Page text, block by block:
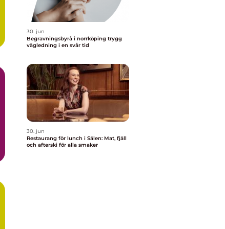
30. jun
Begravningsbyrå i norrköping trygg
vägledning i en svår tid
30. jun
Restaurang för lunch i Sälen: Mat, fjäll
och afterski för alla smaker